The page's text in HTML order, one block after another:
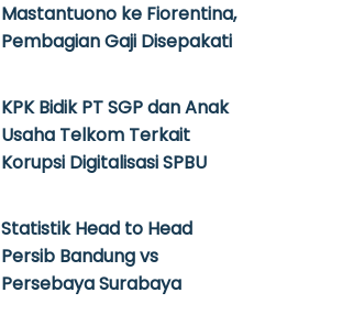
Mastantuono ke Fiorentina,
Pembagian Gaji Disepakati
KPK Bidik PT SGP dan Anak
Usaha Telkom Terkait
Korupsi Digitalisasi SPBU
Statistik Head to Head
Persib Bandung vs
Persebaya Surabaya